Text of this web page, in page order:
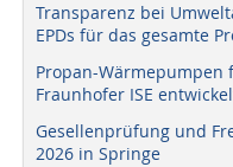
Transparenz bei
EPDs für das gesamte
Propan-
Fraunhofer ISE
Gesellenprüfung und
2026 in Springe